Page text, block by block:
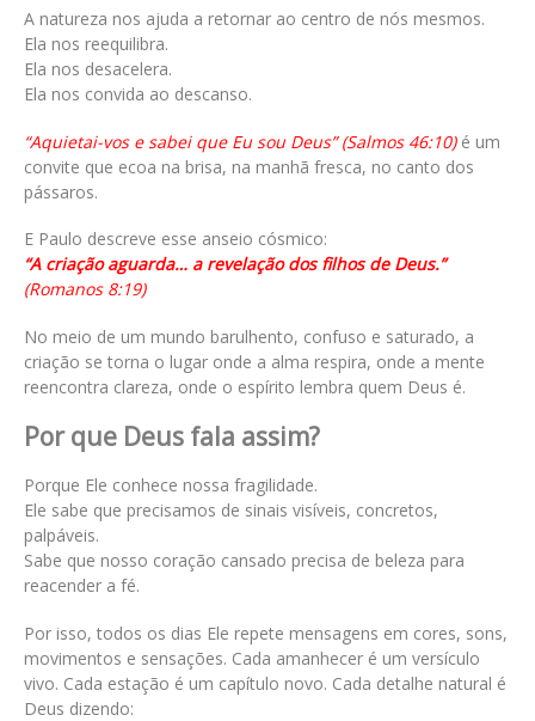
A natureza nos ajuda a retornar ao centro de nós mesmos.
Ela nos reequilibra.
Ela nos desacelera.
Ela nos convida ao descanso.
“Aquietai-vos e sabei que Eu sou Deus” (Salmos 46:10)é um
convite que ecoa na brisa, na manhã fresca, no canto dos
pássaros.
E Paulo descreve esse anseio cósmico:
“A criação aguarda… a revelação dos filhos de Deus.”
(Romanos 8:19)
No meio de um mundo barulhento, confuso e saturado, a
criação se torna o lugar onde a alma respira, onde a mente
reencontra clareza, onde o espírito lembra quem Deus é.
Por que Deus fala assim?
Porque Ele conhece nossa fragilidade.
Ele sabe que precisamos de sinais visíveis, concretos,
palpáveis.
Sabe que nosso coração cansado precisa de beleza para
reacender a fé.
Por isso, todos os dias Ele repete mensagens em cores, sons,
movimentos e sensações. Cada amanhecer é um versículo
vivo. Cada estação é um capítulo novo. Cada detalhe natural é
Deus dizendo: